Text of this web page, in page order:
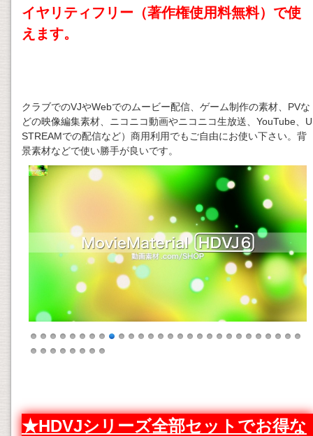
イヤリティフリー（著作権使用料無料）で使
えます。
クラブでのVJやWebでのムービー配信、ゲーム制作の素材、PVな
どの映像編集素材、ニコニコ動画やニコニコ生放送、YouTube、U
STREAMでの配信など）商用利用でもご自由にお使い下さい。背
景素材などで使い勝手が良いです。
★HDVJシリーズ全部セットでお得な